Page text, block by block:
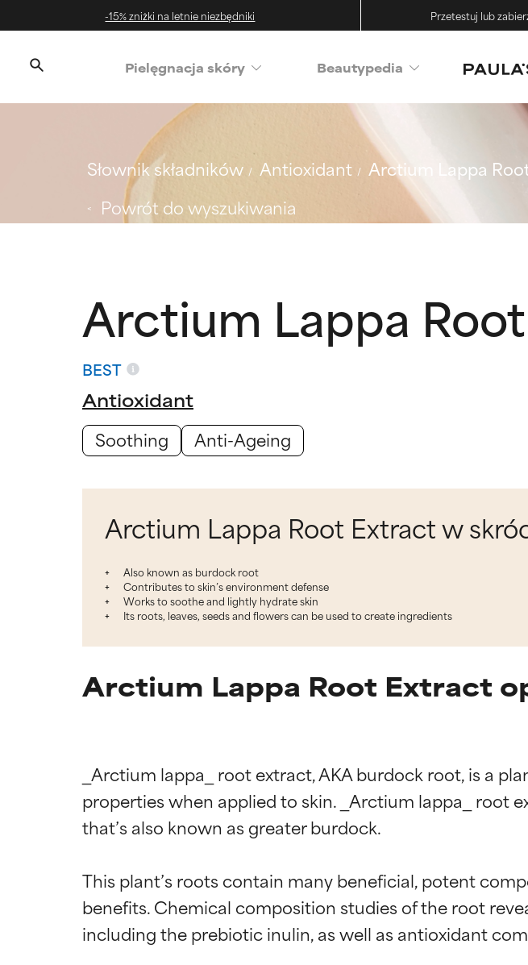
-15% zniżki na letnie niezbędniki Przetestuj lub
‌Pielęgnacja skóry Beautypedia
Słownik składników Antioxidant
Arctium Lappa
Powrót do wyszukiwania
Arctium Lappa
BEST
Antioxidant
Soothing
Anti-Ageing
Arctium Lappa Root Extract w
Also known as burdock root
Contributes to skin’s environment defense
Works to soothe and lightly hydrate skin
Its roots, leaves, seeds and flowers can be used to create ingredients
Arctium Lappa Root Extract
_Arctium lappa_ root extract, AKA burdock root, is a
properties when applied to skin. _Arctium lappa_ root
that’s also known as greater burdock.
This plant’s roots contain many beneficial, potent
benefits. Chemical composition studies of the root
including the prebiotic inulin, as well as antioxidant